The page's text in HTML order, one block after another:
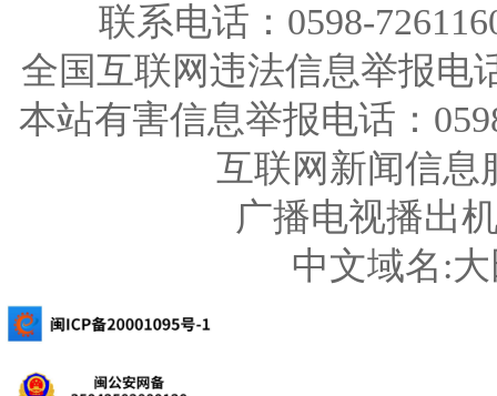
联系电话：0598-
全国互联网违法信息举报电
本站有害信息举报电话：
互联网新闻信息
广播电视播出
中文域名: